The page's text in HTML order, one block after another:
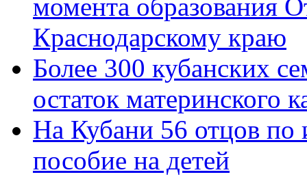
момента образования
Краснодарскому краю
Более 300 кубанских
остаток материнского
На Кубани 56 отцов по
пособие на детей